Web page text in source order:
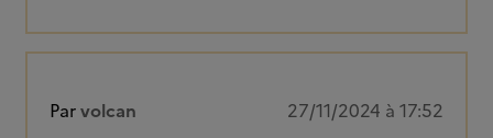
Parvolcan 27/11/2024 à 17:52